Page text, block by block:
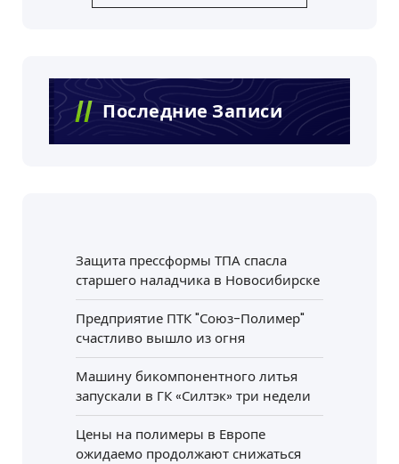
Последние Записи
Защита прессформы ТПА спасла
старшего наладчика в Новосибирске
Предприятие ПТК "Союз-Полимер"
счастливо вышло из огня
Машину бикомпонентного литья
запускали в ГК «Силтэк» три недели
Цены на полимеры в Европе
ожидаемо продолжают снижаться